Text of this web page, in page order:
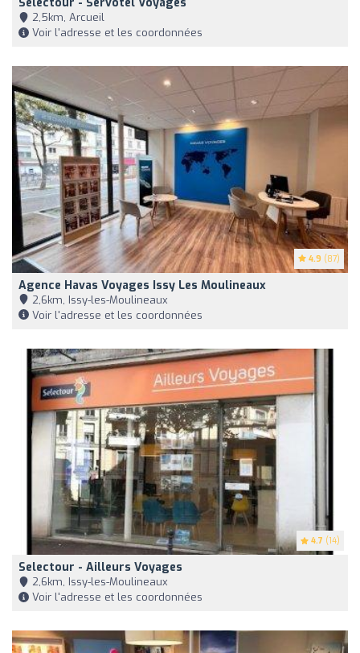
2,5km, Arcueil
Voir l'adresse et les coordonnées
4.9 (87)
Agence Havas Voyages Issy Les Moulineaux
2,6km, Issy-les-Moulineaux
Voir l'adresse et les coordonnées
4.7 (14)
Selectour - Ailleurs Voyages
2,6km, Issy-les-Moulineaux
Voir l'adresse et les coordonnées